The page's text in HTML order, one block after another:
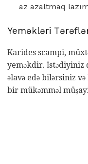
az azaltmaq
Yeməkləri
Karides scampi,
yeməkdir. İstədiyiniz
əlavə edə bilərsiniz
bir mükəmməl